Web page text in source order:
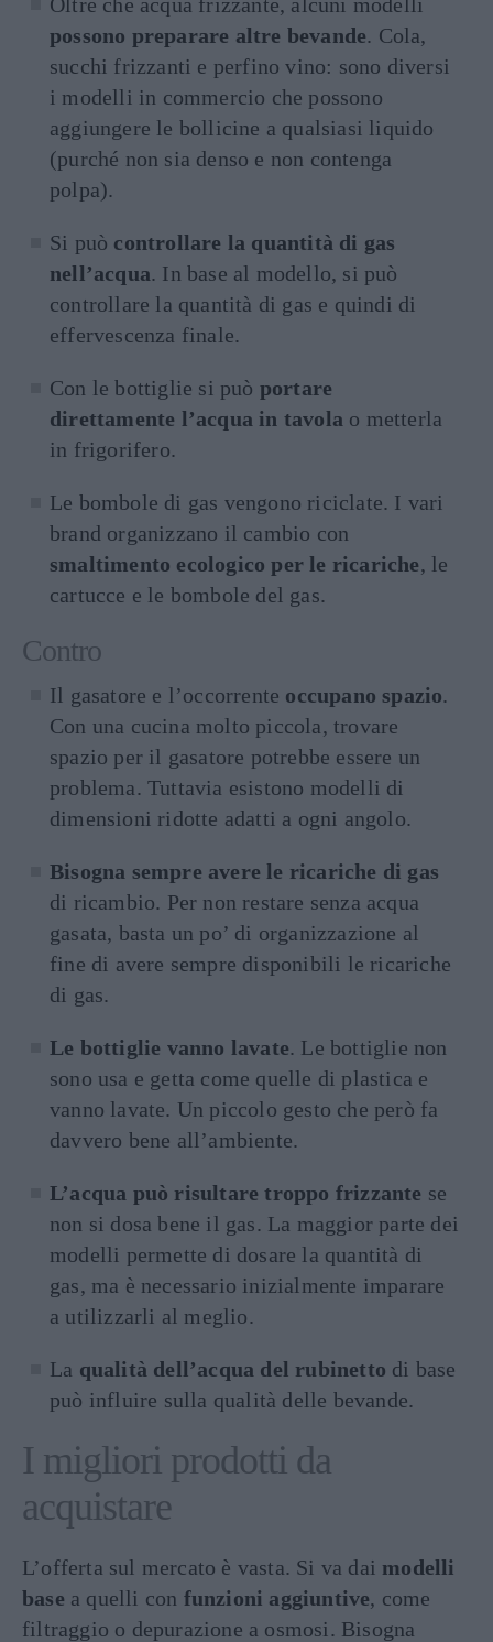
possono preparare altre bevande. Cola,
succhi frizzanti e perfino vino: sono diversi
i modelli in commercio che possono
aggiungere le bollicine a qualsiasi liquido
(purché non sia denso e non contenga
polpa).
Si può controllare la quantità di gas
nell’acqua. In base al modello, si può
controllare la quantità di gas e quindi di
effervescenza finale.
Con le bottiglie si può portare
direttamente l’acqua in tavola o metterla
in frigorifero.
Le bombole di gas vengono riciclate. I vari
brand organizzano il cambio con
smaltimento ecologico per le ricariche, le
cartucce e le bombole del gas.
Contro
Il gasatore e l’occorrente occupano spazio.
Con una cucina molto piccola, trovare
spazio per il gasatore potrebbe essere un
problema. Tuttavia esistono modelli di
dimensioni ridotte adatti a ogni angolo.
Bisogna sempre avere le ricariche di gas
di ricambio. Per non restare senza acqua
gasata, basta un po’ di organizzazione al
fine di avere sempre disponibili le ricariche
di gas.
Le bottiglie vanno lavate. Le bottiglie non
sono usa e getta come quelle di plastica e
vanno lavate. Un piccolo gesto che però fa
davvero bene all’ambiente.
L’acqua può risultare troppo frizzante se
non si dosa bene il gas. La maggior parte dei
modelli permette di dosare la quantità di
gas, ma è necessario inizialmente imparare
a utilizzarli al meglio.
La qualità dell’acqua del rubinetto di base
può influire sulla qualità delle bevande.
I migliori prodotti da
acquistare
L’offerta sul mercato è vasta. Si va dai modelli
base a quelli con funzioni aggiuntive, come
filtraggio o depurazione a osmosi. Bisogna